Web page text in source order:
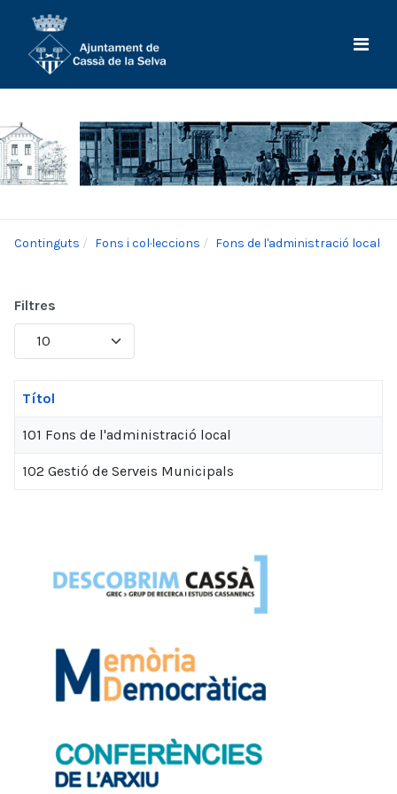
Continguts Fons i col·leccions Fons de l'administració local
Filtres
Mostrar
#
Títol
101 Fons de l'administració local
102 Gestió de Serveis Municipals